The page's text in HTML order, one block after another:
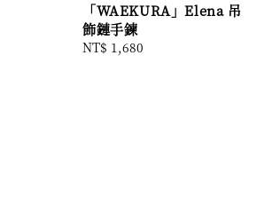
「WAEKURA」Elena 吊
飾鏈手鍊
Regular
NT$ 1,680